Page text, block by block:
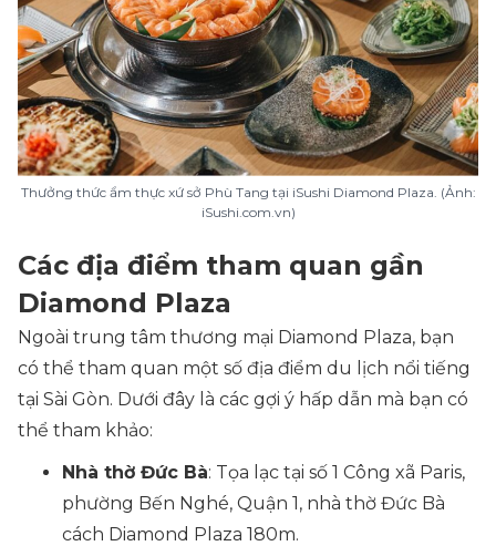
Thưởng thức ẩm thực xứ sở Phù Tang tại iSushi Diamond Plaza. (Ảnh:
iSushi.com.vn)
Các địa điểm tham quan gần
Diamond Plaza
Ngoài trung tâm thương mại Diamond Plaza, bạn
có thể tham quan một số địa điểm du lịch nổi tiếng
tại Sài Gòn. Dưới đây là các gợi ý hấp dẫn mà bạn có
thể tham khảo:
Nhà thờ Đức Bà: Tọa lạc tại số 1 Công xã Paris,
phường Bến Nghé, Quận 1, nhà thờ Đức Bà
cách Diamond Plaza 180m.